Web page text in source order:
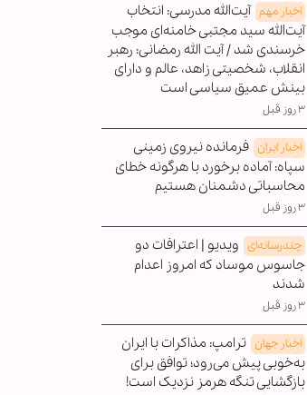
اخبار مهم آیت‌الله مدرسی: انتخاب
آیت‌الله سید مجتبی خامنه‌ای موجب
خرسندی شد / آیت الله رمضانی: رهبر
انقلاب، شخصیتی زاهد، عالم و دارای
بینش عمیق سیاسی است
۳ روز قبل
اخبار ایران فرمانده نیروی زمینی
سپاه: آماده برخورد با هرگونه خطای
محاسباتی دشمنان هستیم
۳ روز قبل
چندرسانه‌ای ویدیو | اعترافات دو
جاسوس موساد که امروز اعدام
شدند
۳ روز قبل
اخبار جهان ترامپ: مذاکرات با ایران
به‌خوبی پیش می‌رود؛ توافق برای
بازگشایی تنگه هرمز نزدیک است!